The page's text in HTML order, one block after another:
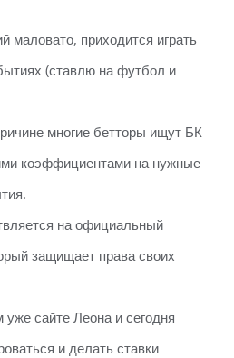
маловато, приходится играть
(ставлю на футбол и
многие бетторы ищут БК
коэффициентами на нужные
на официальный
защищает права своих
уже сайте Леона и сегодня
и делать ставки